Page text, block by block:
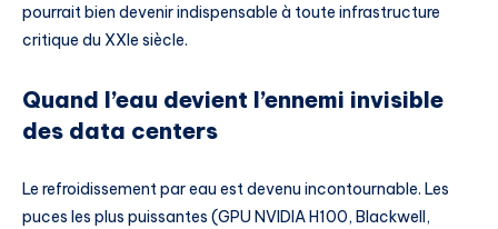
pourrait bien devenir indispensable à toute infrastructure
critique du XXIe siècle.
Quand l’eau devient l’ennemi invisible
des data centers
Le refroidissement par eau est devenu incontournable. Les
puces les plus puissantes (GPU NVIDIA H100, Blackwell,